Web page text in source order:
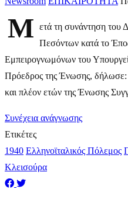
Μ
ετά τη συνάντηση του
Πεσόντων κατά το
Εμπειρογνωμόνων του
Πρόεδρος της Ένωσης, δήλωσε:
και πλέον ετών της Ένωσης
Συνέχεια ανάγνωσης
Ετικέτες
1940 Ελληνοϊταλικός Πόλεμος
Κλεισούρα